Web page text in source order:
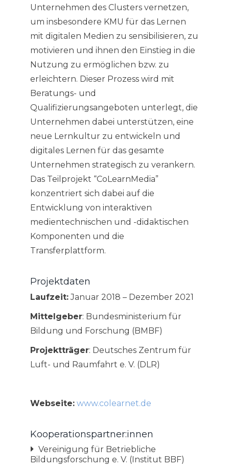
Unternehmen des Clusters vernetzen,
um insbesondere KMU für das Lernen
mit digitalen Medien zu sensibilisieren, zu
motivieren und ihnen den Einstieg in die
Nutzung zu ermöglichen bzw. zu
erleichtern. Dieser Prozess wird mit
Beratungs- und
Qualifizierungsangeboten unterlegt, die
Unternehmen dabei unterstützen, eine
neue Lernkultur zu entwickeln und
digitales Lernen für das gesamte
Unternehmen strategisch zu verankern.
Das Teilprojekt “CoLearnMedia”
konzentriert sich dabei auf die
Entwicklung von interaktiven
medientechnischen und -didaktischen
Komponenten und die
Transferplattform.
Projektdaten
Laufzeit:Januar 2018 – Dezember 2021
Mittelgeber: Bundesministerium für
Bildung und Forschung (BMBF)
Projektträger: Deutsches Zentrum für
Luft- und Raumfahrt e. V. (DLR)
Webseite: www.colearnet.de
Kooperationspartner:innen
Vereinigung für Betriebliche
Bildungsforschung e. V. (Institut BBF)